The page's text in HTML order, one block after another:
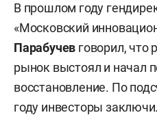
В прошлом году
«Московский
Парабучев говорил, что
рынок выстоял и начал
восстановление. По
году инвесторы